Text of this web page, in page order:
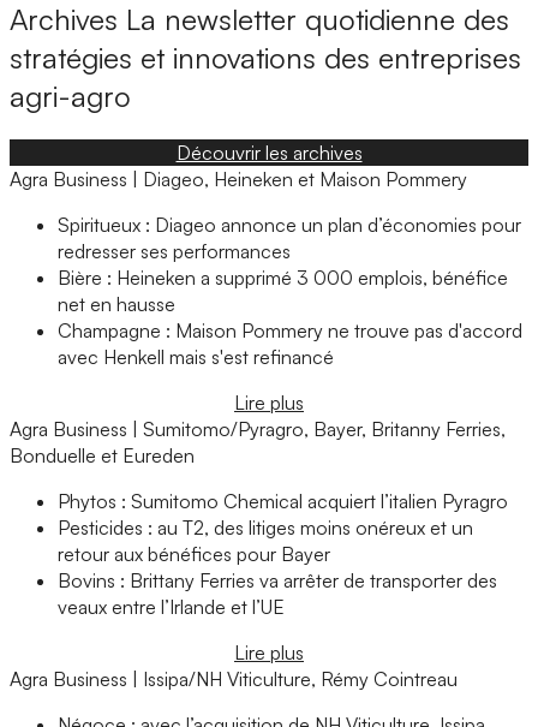
Archives La newsletter quotidienne des
stratégies et innovations des entreprises
agri-agro
Découvrir les archives
Agra Business | Diageo, Heineken et Maison Pommery
Spiritueux : Diageo annonce un plan d’économies pour
redresser ses performances
Bière : Heineken a supprimé 3 000 emplois, bénéfice
net en hausse
Champagne : Maison Pommery ne trouve pas d'accord
avec Henkell mais s'est refinancé
Lire plus
Agra Business | Sumitomo/Pyragro, Bayer, Britanny Ferries,
Bonduelle et Eureden
Phytos : Sumitomo Chemical acquiert l’italien Pyragro
Pesticides : au T2, des litiges moins onéreux et un
retour aux bénéfices pour Bayer
Bovins : Brittany Ferries va arrêter de transporter des
veaux entre l’Irlande et l’UE
Lire plus
Agra Business | Issipa/NH Viticulture, Rémy Cointreau